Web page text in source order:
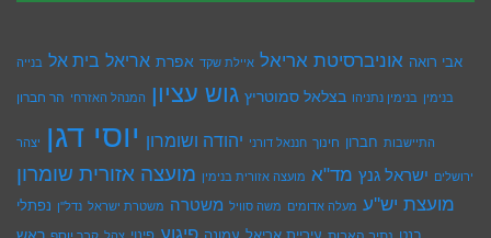
אבי רואה אוניברסיטת אריאל איילת שקד אפרת אריאל בית אל בנייה
בנימין בנימין נתניהו בצלאל סמוטריץ גוש עציון המנהל האזרחי הר חברון
התיישבות חברון חינוך חננאל דורני יהודה ושומרון יוסי דגן יצהר
ירושלים ישראל גנץ מד"א מועצה אזורית בנימין מועצה אזורית שומרון
מועצת יש''ע מעלה אדומים משה סוויל משטרה משטרת ישראל נדל''ן נפתלי